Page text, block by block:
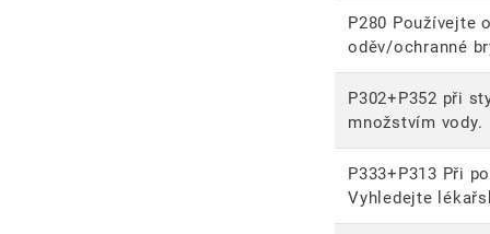
P280 Používejte
oděv/ochranné
P302+P352 při
množstvím vody.
P333+P313 Při
Vyhledejte